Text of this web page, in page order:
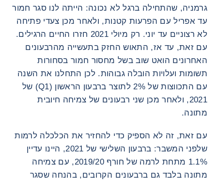
גרמניה, שהתחילה ברגל לא נכונה: הייתה לנו סגר חמור
עד אפריל עם הפרעות קטנות, ולאחר מכן צעדי פתיחה
לא רצוניים עד יוני. רק מיולי 2021 חזרו החיים הרגילים.
עם זאת, עד אז, התאוש החזק בתעשייה מהרבעונים
האחרונים הואט שוב ​​בשל מחסור חמור בסחורות
תשומות ועלויות הובלה גבוהות. לכן התחלנו את השנה
עם התכווצות של 2% לתוצר ברבעון הראשון (Q1) של
2021, ולאחר מכן שני רבעונים של צמיחה חיובית
מתונה.
עם זאת, זה לא הספיק כדי להחזיר את הכלכלה לרמות
שלפני המשבר: ברבעון השלישי של 2021, היינו עדיין
1.1% מתחת לרמה של חורף 2019/20, עם צמיחה
מתונה בלבד גם ברבעונים הקרובים, בהנחה שסגר